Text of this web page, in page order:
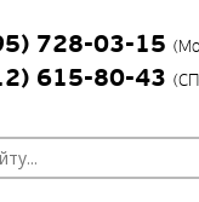
728-03-15
615-80-43